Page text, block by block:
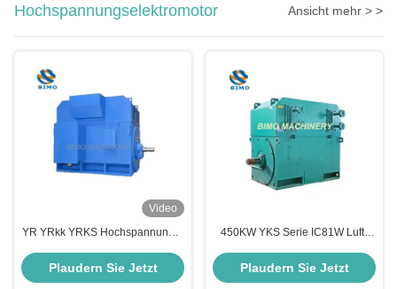
Hochspannungselektromotor Ansicht mehr > >
Video
YR YRkk YRKS Hochspannungs-
Wunde Rotor Rutschring Motor
Plaudern Sie Jetzt
450KW YKS Serie IC81W Luft-
Hochspannungs 6KV 10KV
Käfigläufermotor
Plaudern Sie Jetzt